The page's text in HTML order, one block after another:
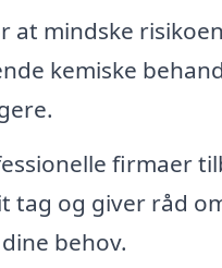
at mindske
kemiske
firmaer
og giver råd
behov.